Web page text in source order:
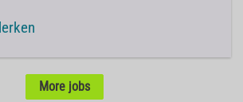
More jobs